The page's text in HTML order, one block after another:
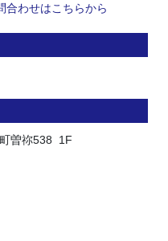
合わせはこちらから
曽祢538 1F